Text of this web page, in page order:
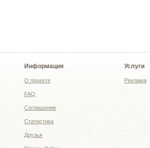
Информация
О проекте
FAQ
Соглашение
Статистика
Друзья
Услуги
Реклама